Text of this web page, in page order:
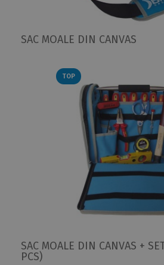
SAC MOALE DIN CANVAS
TOP
SAC MOALE DIN CANVAS +
PCS)